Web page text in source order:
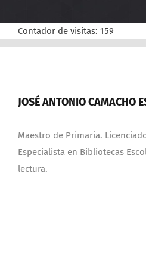
Contador de visitas: 159
JOSÉ ANTONIO CAMACHO
Maestro de Primaria.
Especialista en Bibliotecas
lectura.